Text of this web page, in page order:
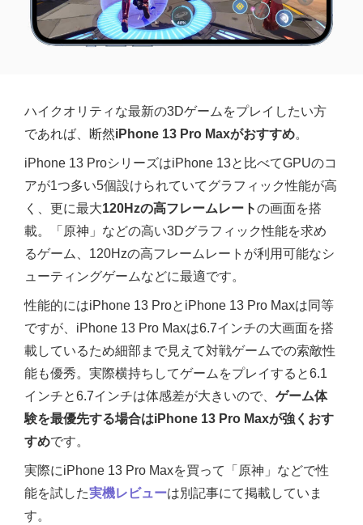
ハイクオリティな最新の3Dゲームをプレイしたい方
であれば、断然iPhone 13 Pro Maxがおすすめ。
iPhone 13 ProシリーズはiPhone 13と比べてGPUのコ
アが1つ多い5個設けられていてグラフィック性能が高
く、更に最大120Hzの高フレームレートの画面を搭
載。「原神」などの高い3Dグラフィック性能を求め
るゲーム、120Hzの高フレームレートが利用可能なシ
ューティングゲームなどに最適です。
性能的にはiPhone 13 ProとiPhone 13 Pro Maxは同等
ですが、iPhone 13 Pro Maxは6.7インチの大画面を搭
載しているため細部まで見えて対戦ゲームでの索敵性
能も優秀。実際横持ちしてゲームをプレイすると6.1
インチと6.7インチは体感差が大きいので、 ゲーム体
験を最優先する場合はiPhone 13 Pro Maxが強くおす
すめです。
実際にiPhone 13 Pro Maxを買って「原神」などで性
能を試した実機レビューは別記事にて掲載していま
す。